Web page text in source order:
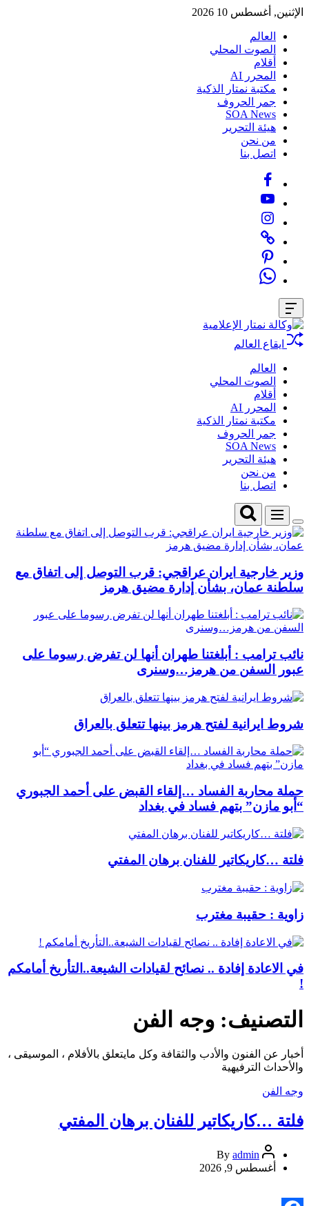
Skip
content
الإثنين, أغسطس 10 2026
العالم
الصوت المحلي
أقلام
المحرر AI
مكتبة نمتار الذكية
جمر الحروف
SOA News
هيئة التحرير
من نحن
اتصل بنا
Facebook
Youtube
Instagram
Twitter
Pinterest
Whatsapp
Offcanvas
Widget
وكالة
نمتار
الإعلامية
ايقاع العالم
العالم
الصوت المحلي
أقلام
المحرر AI
مكتبة نمتار الذكية
جمر الحروف
SOA News
هيئة التحرير
من نحن
اتصل بنا
Switch
color
mode
Menu
Search
وزير خارجية ايران عراقجي: قرب التوصل إلى اتفاق مع
سلطنة عمان، بشأن إدارة مضيق هرمز
نائب ترامب : أبلغتنا طهران أنها لن تفرض رسوما على
عبور السفن من هرمز…وسنرى
شروط ايرانية لفتح هرمز بينها تتعلق بالعراق
حملة محاربة الفساد …إلقاء القبض على أحمد الجبوري
“أبو مازن” بتهم فساد في بغداد
فلتة …كاريكاتير للفنان برهان المفتي
زاوية : حقيبة مغترب
في الاعادة إفادة .. نصائح لقيادات الشيعة..التأريخ أمامكم
!
التصنيف: وجه الفن
أخبار عن الفنون والأدب والثقافة وكل مايتعلق بالأفلام ، الموسيقى ،
والأحداث الترفيهية
وجه الفن
فلتة …كاريكاتير للفنان برهان المفتي
admin
أغسطس 9, 2026